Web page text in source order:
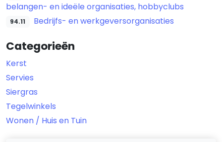
belangen- en ideële organisaties, hobbyclubs
94.11 Bedrijfs- en werkgeversorganisaties
Categorieën
Kerst
Servies
Siergras
Tegelwinkels
Wonen / Huis en Tuin